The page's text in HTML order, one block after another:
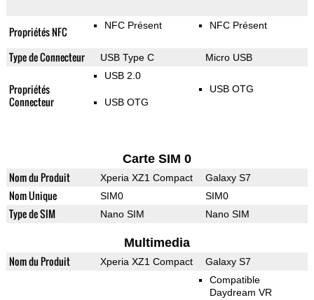
Propriétés NFC NFC Présent NFC Présent
Type de Connecteur USB Type C Micro USB
Propriétés
Connecteur
USB 2.0
USB OTG
USB OTG
Carte SIM 0
Nom du Produit Xperia XZ1 Compact Galaxy S7
Nom Unique SIM0 SIM0
Type de SIM Nano SIM Nano SIM
Multimedia
Nom du Produit Xperia XZ1 Compact Galaxy S7
Compatible
Daydream VR